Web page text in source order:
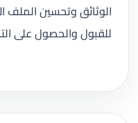
الوثائق وتحسين
للقبول والحصول على